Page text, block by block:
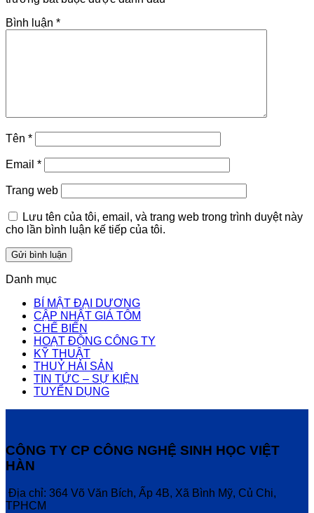
Bình luận *
Tên *
Email *
Trang web
Lưu tên của tôi, email, và trang web trong trình duyệt này
cho lần bình luận kế tiếp của tôi.
Danh mục
BÍ MẬT ĐẠI DƯƠNG
CẬP NHẬT GIÁ TÔM
CHẾ BIẾN
HOẠT ĐỘNG CÔNG TY
KỸ THUẬT
THUỶ HẢI SẢN
TIN TỨC – SỰ KIỆN
TUYỂN DỤNG
CÔNG TY CP CÔNG NGHỆ SINH HỌC VIỆT
HÀN
Địa chỉ: 364 Võ Văn Bích, Ấp 4B, Xã Bình Mỹ, Củ Chi,
TPHCM